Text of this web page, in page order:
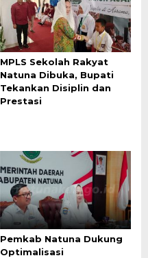
MPLS Sekolah Rakyat
Natuna Dibuka, Bupati
Tekankan Disiplin dan
Prestasi
Pemkab Natuna Dukung
Optimalisasi